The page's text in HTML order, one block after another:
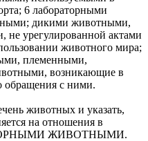
6 лабораторными
дикими животными,
не урегулированной актами
животного мира;
племенными,
возникающие в
обращения с ними.
животных и указать,
на отношения в
ЖИВОТНЫМИ.